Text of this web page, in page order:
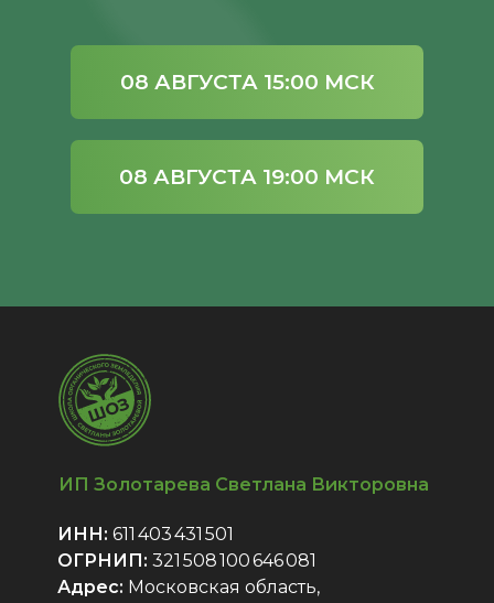
08 АВГУСТА 19:00 МСК
08 АВГУСТА 15:00 МСК
ИНН: 611 403 431 501
ОГРНИП: 321 508 100 646 081
Адрес: Московская область,
ИП Золотарева Светлана Викторовна